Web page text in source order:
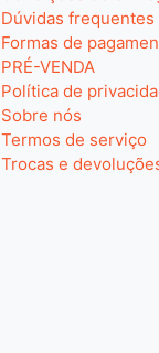
Dúvidas frequentes
Formas de
PRÉ-VENDA
Política de
Sobre nós
Termos de serviço
Trocas e